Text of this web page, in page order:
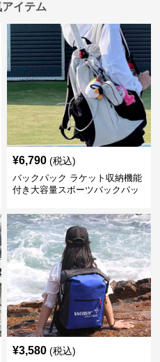
イテム
¥6,790 (税込)
バックパック ラケット収納機能
付き大容量スポーツバックパッ
¥3,580 (税込)